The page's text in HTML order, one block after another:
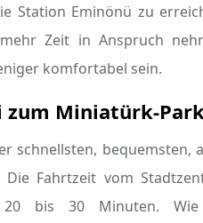
Station Eminönü zu
Zeit in Anspruch
komfortabel sein.
zum Miniatürk-Park
schnellsten,
Die Fahrtzeit vom
20 bis 30 Minuten.